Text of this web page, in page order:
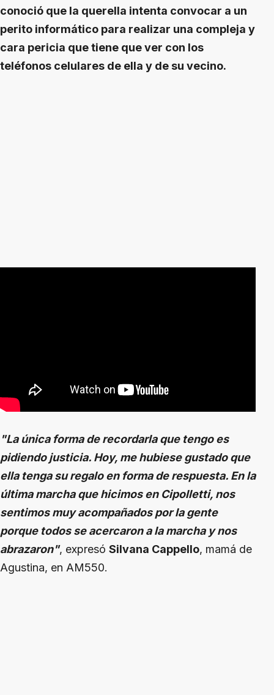
conoció que la querella intenta convocar a un
perito informático para realizar una compleja y
cara pericia que tiene que ver con los
teléfonos celulares de ella y de su vecino.
"La única forma de recordarla que tengo es
pidiendo justicia. Hoy, me hubiese gustado que
ella tenga su regalo en forma de respuesta. En la
última marcha que hicimos en Cipolletti, nos
sentimos muy acompañados por la gente
porque todos se acercaron a la marcha y nos
abrazaron", expresó Silvana Cappello, mamá de
Agustina, en AM550.